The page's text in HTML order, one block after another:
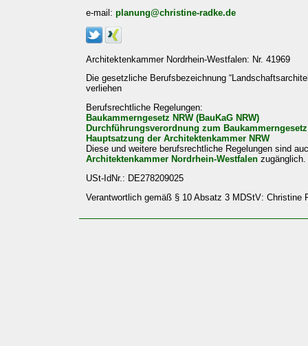
e-mail: planung@christine-radke.de
Architektenkammer Nordrhein-Westfalen: Nr. 41969
Die gesetzliche Berufsbezeichnung
verliehen
Berufsrechtliche Regelungen:
Baukammerngesetz NRW (BauKaG NRW)
Durchführungsverordnung zum Baukammerngesetz
Hauptsatzung der Architektenkammer NRW
Diese und weitere berufsrechtliche Regelungen sind
Architektenkammer Nordrhein-Westfalen zugänglich.
USt-IdNr.: DE278209025
Verantwortlich gemäß § 10 Absatz 3 MDStV: Christine